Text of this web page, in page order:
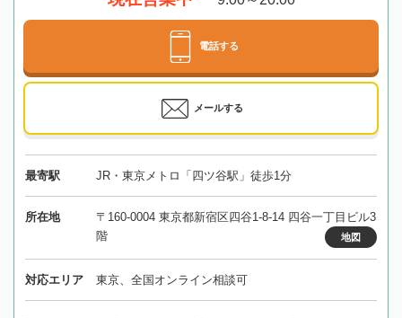
電話する
メールする
最寄駅 JR・東京メトロ「四ツ谷駅」徒歩1分
所在地
〒160-0004 東京都新宿区四谷1-8-14 四谷一丁目ビル3
階
地図
対応エリア 東京、全国オンライン相談可